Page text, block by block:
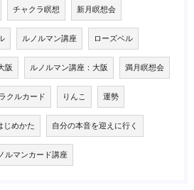
チャクラ瞑想 新月瞑想会
ルノルマン講座 ローズベル
阪 ルノルマン講座：大阪 満月瞑想会
クルカード りんこ 運勢
じめかた 自分の本音を迎えに行く
ルマンカード講座